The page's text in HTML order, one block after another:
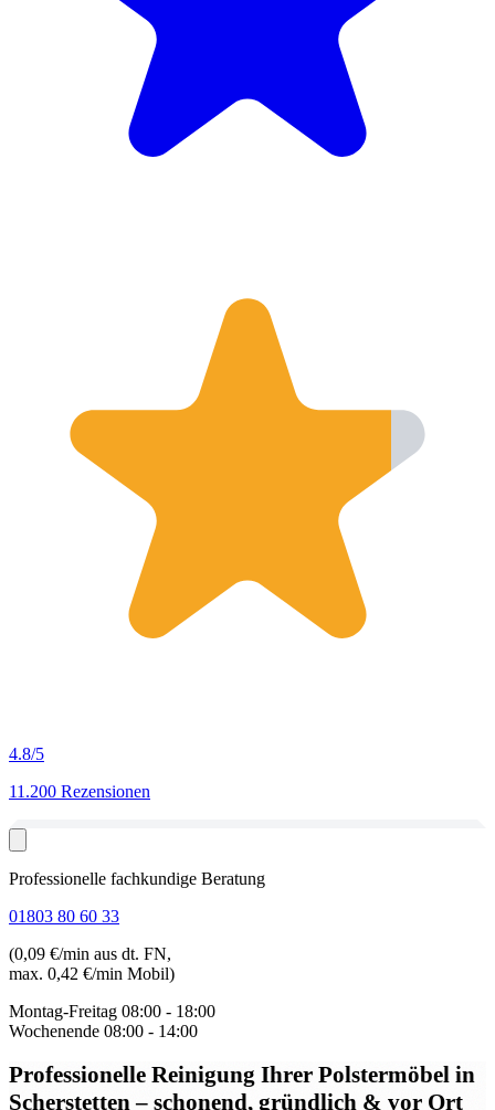
4.8/5
11.200 Rezensionen
Professionelle fachkundige Beratung
01803 80 60 33
(0,09 €/min aus dt. FN,
max. 0,42 €/min Mobil)
Montag-Freitag 08:00 - 18:00
Wochenende 08:00 - 14:00
Professionelle Reinigung Ihrer Polstermöbel in
Scherstetten– schonend, gründlich & vor Ort